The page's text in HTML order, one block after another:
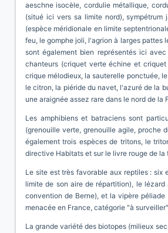
aeschne isocèle, cordulie métallique,
(situé ici vers sa limite nord),
(espèce méridionale en limite
feu, le gomphe joli, l'agrion à larges pattes
sont également bien représentés ici
chanteurs (criquet verte échine et
crique mélodieux, la sauterelle ponctuée,
le citron, la piéride du navet, l'azuré de la
une araignée assez rare dans le nord de la
Les amphibiens et batraciens sont
(grenouille verte, grenouille agile, proche
également trois espèces de tritons, le
directive Habitats et sur le livre rouge de
Le site est très favorable aux reptiles :
limite de son aire de répartition), le
convention de Berne), et la vipère
menacée en France, catégorie "à
La grande variété des biotopes (milieux